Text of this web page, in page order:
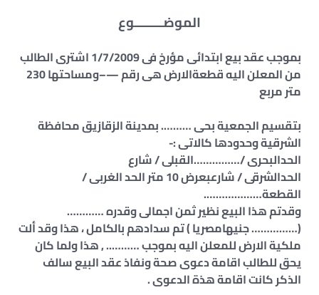
الموضــــــــوع
بموجب عقد بيع ابتدائى مؤرخ فى 1/7/2009 اشترى الطالب
من المعلن اليه قطعةالارض هى رقم —–ومساحتها 230
متر مربع
بتقسيم الجمعية بحى ………. بمدينة الزقازيق محافظة
الشرقية وحدودها كالاتى :-
الحدالبحرى /……………القبلى / شارع
الحدالشرقى / شارعبعرض 10 متر الحد الغربى /
القطعة……………….
وقدتم هذا البيع نظير ثمن اجمالى وقدره …………
(…………… جنيهامصريا ) تم سدادهم بالكامل ، هذا وقد ألت
ملكية الارض للمعلن اليه بموجب ……….. , هذا ولما كان
يحق للطالب اقامة دعوى صحة ونفاذ عقد البيع سالف
الذكر كانت اقامة هذة الدعوى .